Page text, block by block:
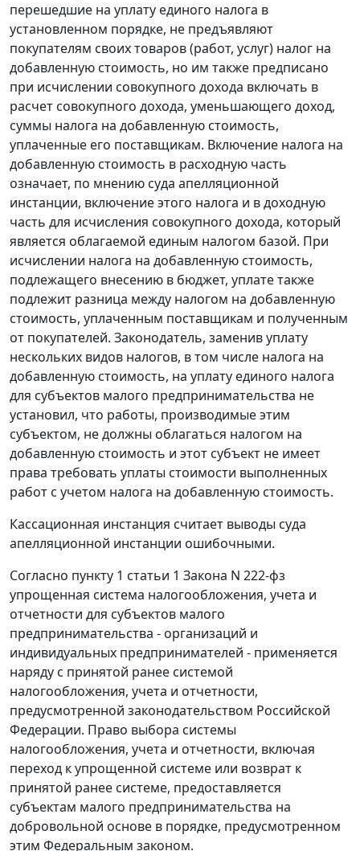
перешедшие на уплату единого налога в
установленном порядке, не предъявляют
покупателям своих товаров (работ, услуг) налог на
добавленную стоимость, но им также предписано
при исчислении совокупного дохода включать в
расчет совокупного дохода, уменьшающего доход,
суммы налога на добавленную стоимость,
уплаченные его поставщикам. Включение налога на
добавленную стоимость в расходную часть
означает, по мнению суда апелляционной
инстанции, включение этого налога и в доходную
часть для исчисления совокупного дохода, который
является облагаемой единым налогом базой. При
исчислении налога на добавленную стоимость,
подлежащего внесению в бюджет, уплате также
подлежит разница между налогом на добавленную
стоимость, уплаченным поставщикам и полученным
от покупателей. Законодатель, заменив уплату
нескольких видов налогов, в том числе налога на
добавленную стоимость, на уплату единого налога
для субъектов малого предпринимательства не
установил, что работы, производимые этим
субъектом, не должны облагаться налогом на
добавленную стоимость и этот субъект не имеет
права требовать уплаты стоимости выполненных
работ с учетом налога на добавленную стоимость.
Кассационная инстанция считает выводы суда
апелляционной инстанции ошибочными.
Согласно пункту 1 статьи 1 Закона N 222-фз
упрощенная система налогообложения, учета и
отчетности для субъектов малого
предпринимательства - организаций и
индивидуальных предпринимателей - применяется
наряду с принятой ранее системой
налогообложения, учета и отчетности,
предусмотренной законодательством Российской
Федерации. Право выбора системы
налогообложения, учета и отчетности, включая
переход к упрощенной системе или возврат к
принятой ранее системе, предоставляется
субъектам малого предпринимательства на
добровольной основе в порядке, предусмотренном
этим Федеральным законом.